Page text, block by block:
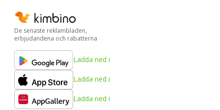
De senaste reklambladen,
erbjudandena och rabatterna
Ladda ned i
Ladda ned i
Ladda ned i